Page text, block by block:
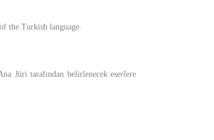
the Turkish language.
Jüri tarafından belirlenecek eserlere